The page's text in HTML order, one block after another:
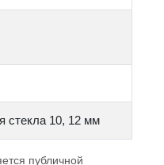
стекла 10, 12 мм
публичной